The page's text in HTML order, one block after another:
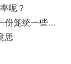
呢？
求！！！ 机械设备质量管理制度 需要一份笼统一些的机械加工质量管理体系及管理制度
思